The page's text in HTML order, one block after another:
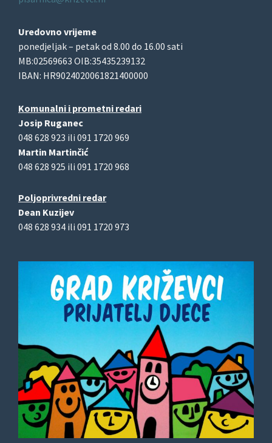
Uredovno vrijeme
ponedjeljak – petak od 8.00 do 16.00 sati
MB:02569663 OIB:35435239132
IBAN: HR9024020061821400000
Komunalni i prometni redari
Josip Ruganec
048 628 923 ili 091 1720 969
Martin Martinčić
048 628 925 ili 091 1720 968
Poljoprivredni redar
Dean Kuzijev
048 628 934 ili 091 1720 973